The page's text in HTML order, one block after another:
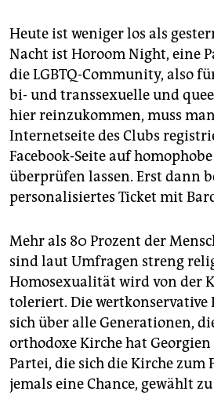
Heute ist weniger los als
Nacht ist Horoom Night, eine
die LGBTQ-Community, also
bi- und transsexuelle und
hier reinzukommen, muss
Internetseite des Clubs
Facebook-Seite auf
überprüfen lassen. Erst dann
personalisiertes Ticket mit
Mehr als 80 Prozent der
sind laut Umfragen streng
Homosexualität wird von der
toleriert. Die wertkonservative
sich über alle Generationen,
orthodoxe Kirche hat
Partei, die sich die Kirche zum
jemals eine Chance, gewählt zu